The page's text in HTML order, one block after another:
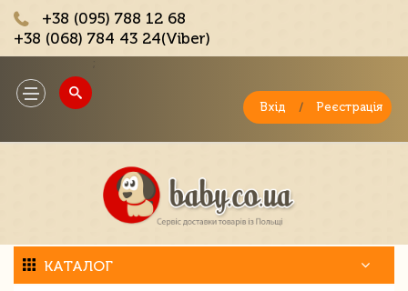
+38 (095) 788 12 68
+38 (068) 784 43 24(Viber)
Toggle
navigation
Вхід / Реєстрація
КАТАЛОГ